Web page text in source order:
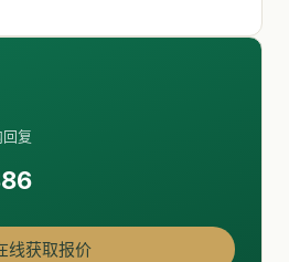
复
线获取报价